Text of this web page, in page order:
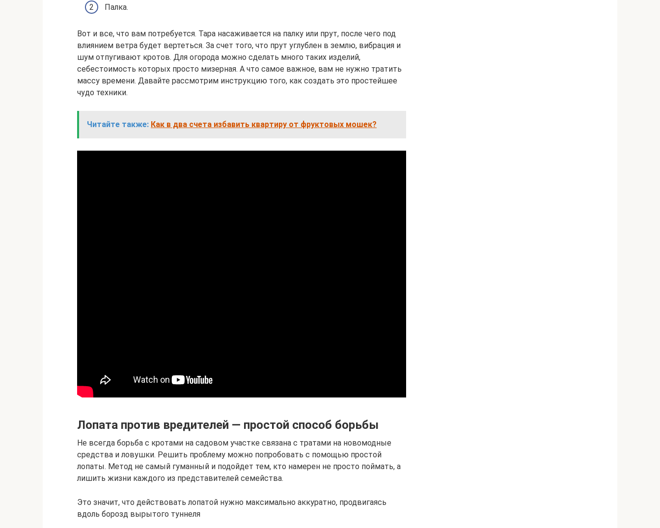
Палка.
Вот и все, что вам потребуется. Тара насаживается на палку или прут, после чего под
влиянием ветра будет вертеться. За счет того, что прут углублен в землю, вибрация и
шум отпугивают кротов. Для огорода можно сделать много таких изделий,
себестоимость которых просто мизерная. А что самое важное, вам не нужно тратить
массу времени. Давайте рассмотрим инструкцию того, как создать это простейшее
чудо техники.
Читайте также: Как в два счета избавить квартиру от фруктовых мошек?
Лопата против вредителей — простой способ борьбы
Не всегда борьба с кротами на садовом участке связана с тратами на новомодные
средства и ловушки. Решить проблему можно попробовать с помощью простой
лопаты. Метод не самый гуманный и подойдет тем, кто намерен не просто поймать, а
лишить жизни каждого из представителей семейства.
Это значит, что действовать лопатой нужно максимально аккуратно, продвигаясь
вдоль борозд вырытого туннеля